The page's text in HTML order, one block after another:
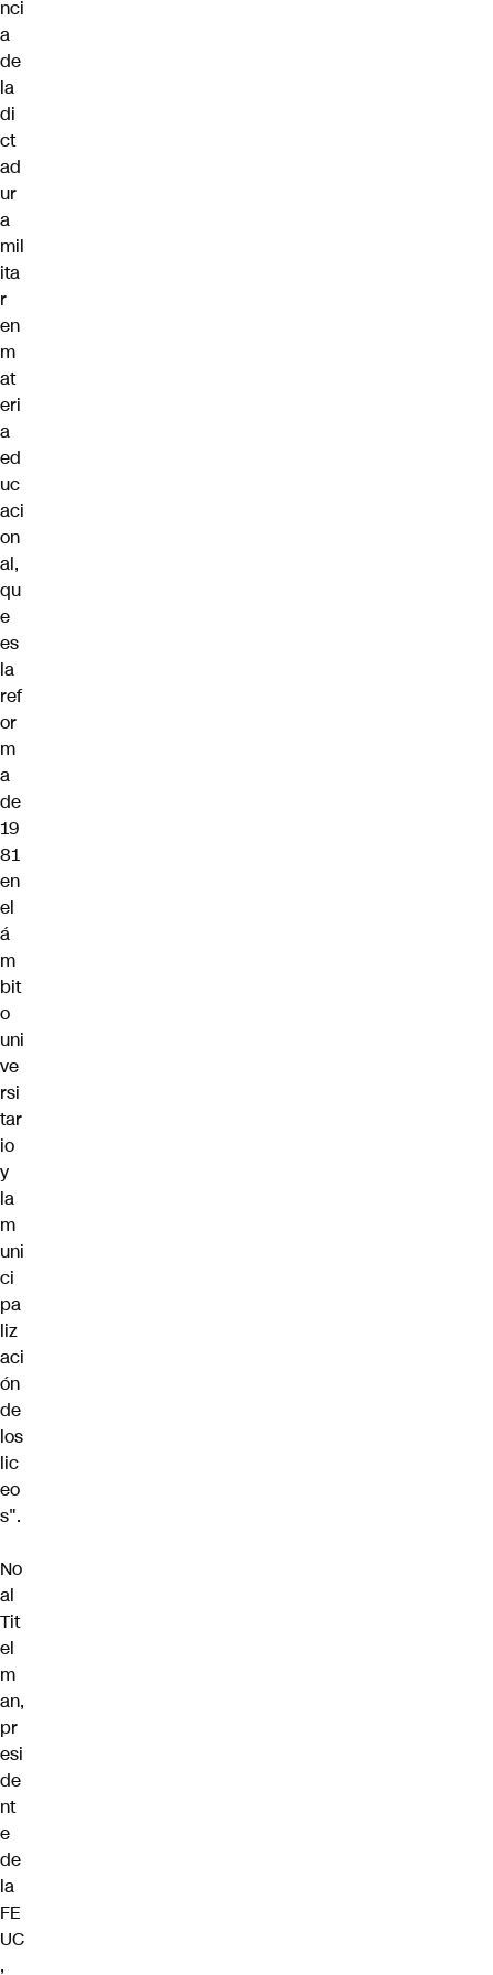
nci
a
de
la
di
ct
ad
ur
a
mil
ita
r
en
m
at
eri
a
ed
uc
aci
on
al,
qu
e
es
la
ref
or
m
a
de
19
81
en
el
á
m
bit
o
uni
ve
rsi
tar
io
y
la
m
uni
ci
pa
liz
aci
ón
de
los
lic
eo
s".
No
al
Tit
el
m
an,
pr
esi
de
nt
e
de
la
FE
UC
,